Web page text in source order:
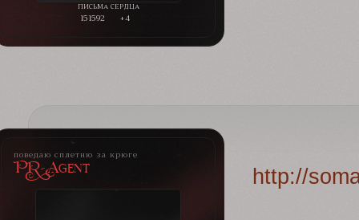
151592 +4
поведаю сплетню за крюге
PR-Agent http://